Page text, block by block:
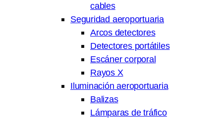
cables
Seguridad aeroportuaria
Arcos detectores
Detectores portátiles
Escáner corporal
Rayos X
Iluminación aeroportuaria
Balizas
Lámparas de tráfico